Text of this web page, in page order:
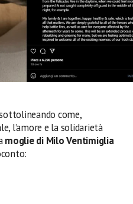
come,
l’amore e la solidarietà
moglie di Milo Ventimiglia